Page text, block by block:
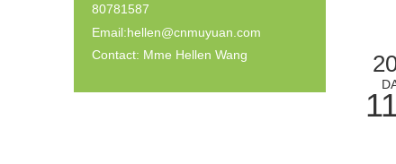
80781587
Email:hellen@cnmuyuan.com
Contact: Mme Hellen Wang